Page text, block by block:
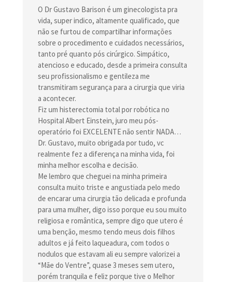
O Dr Gustavo Barison é um ginecologista pra
vida, super indico, altamente qualificado, que
não se furtou de compartilhar informações
sobre o procedimento e cuidados necessários,
tanto pré quanto pós cirúrgico. Simpático,
atencioso e educado, desde a primeira consulta
seu profissionalismo e gentileza me
transmitiram segurança para a cirurgia que viria
a acontecer.
Fiz um histerectomia total por robótica no
Hospital Albert Einstein, juro meu pós-
operatório foi EXCELENTE não sentir NADA…
Dr. Gustavo, muito obrigada por tudo, vc
realmente fez a diferença na minha vida, foi
minha melhor escolha e decisão.
Me lembro que cheguei na minha primeira
consulta muito triste e angustiada pelo medo
de encarar uma cirurgia tão delicada e profunda
para uma mulher, digo isso porque eu sou muito
religiosa e romântica, sempre digo que utero é
uma benção, mesmo tendo meus dois filhos
adultos e já feito laqueadura, com todos o
nodulos que estavam ali eu sempre valorizei a
“Mãe do Ventre”, quase 3 meses sem utero,
porém tranquila e feliz porque tive o Melhor